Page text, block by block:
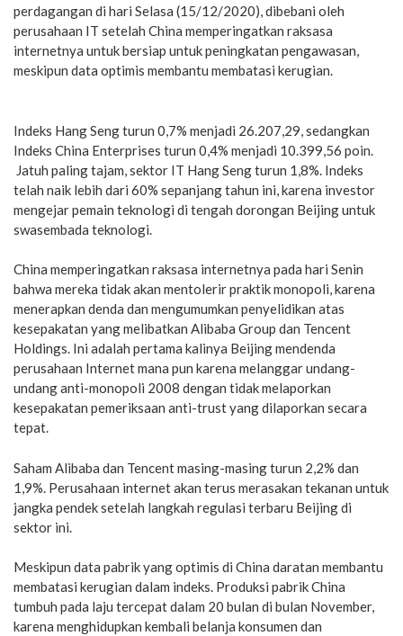
perdagangan di hari Selasa (15/12/2020), dibebani oleh
perusahaan IT setelah China memperingatkan raksasa
internetnya untuk bersiap untuk peningkatan pengawasan,
meskipun data optimis membantu membatasi kerugian.
Indeks Hang Seng turun 0,7% menjadi 26.207,29, sedangkan
Indeks China Enterprises turun 0,4% menjadi 10.399,56 poin.
Jatuh paling tajam, sektor IT Hang Seng turun 1,8%. Indeks
telah naik lebih dari 60% sepanjang tahun ini, karena investor
mengejar pemain teknologi di tengah dorongan Beijing untuk
swasembada teknologi.
China memperingatkan raksasa internetnya pada hari Senin
bahwa mereka tidak akan mentolerir praktik monopoli, karena
menerapkan denda dan mengumumkan penyelidikan atas
kesepakatan yang melibatkan Alibaba Group dan Tencent
Holdings. Ini adalah pertama kalinya Beijing mendenda
perusahaan Internet mana pun karena melanggar undang-
undang anti-monopoli 2008 dengan tidak melaporkan
kesepakatan pemeriksaan anti-trust yang dilaporkan secara
tepat.
Saham Alibaba dan Tencent masing-masing turun 2,2% dan
1,9%. Perusahaan internet akan terus merasakan tekanan untuk
jangka pendek setelah langkah regulasi terbaru Beijing di
sektor ini.
Meskipun data pabrik yang optimis di China daratan membantu
membatasi kerugian dalam indeks. Produksi pabrik China
tumbuh pada laju tercepat dalam 20 bulan di bulan November,
karena menghidupkan kembali belanja konsumen dan